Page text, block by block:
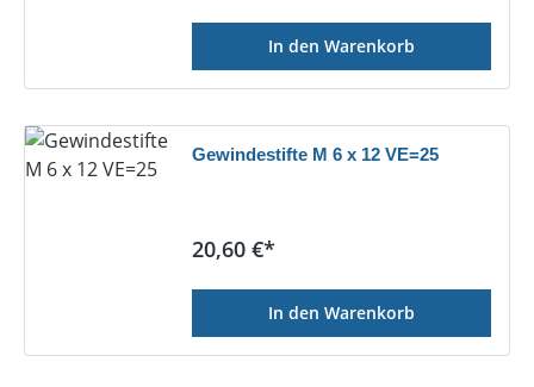
In den Warenkorb
Gewindestifte M 6 x 12 VE=25
Regulärer Preis:
20,60 €*
In den Warenkorb